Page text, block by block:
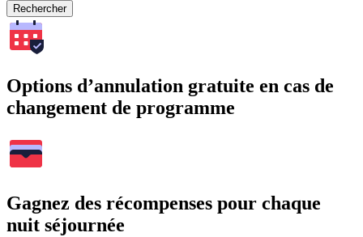
Rechercher
Options d’annulation gratuite en cas de
changement de programme
Gagnez des récompenses pour chaque
nuit séjournée